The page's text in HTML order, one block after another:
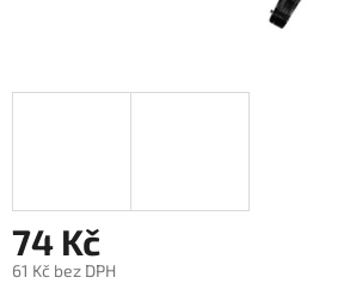
74 Kč
61 Kč bez DPH